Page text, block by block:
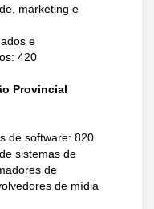
marketing e
e
420
Provincial
de software: 820
sistemas de
de
de mídia